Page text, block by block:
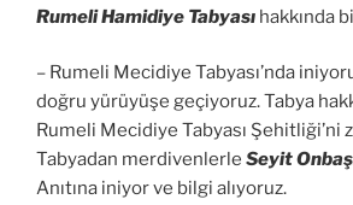
Rumeli Hamidiye Tabyası hakkında
– Rumeli Mecidiye Tabyası’nda
doğru yürüyüşe geçiyoruz. Tabya
Rumeli Mecidiye Tabyası Şehitliği’ni
Tabyadan merdivenlerle Seyit
Anıtına iniyor ve bilgi alıyoruz.